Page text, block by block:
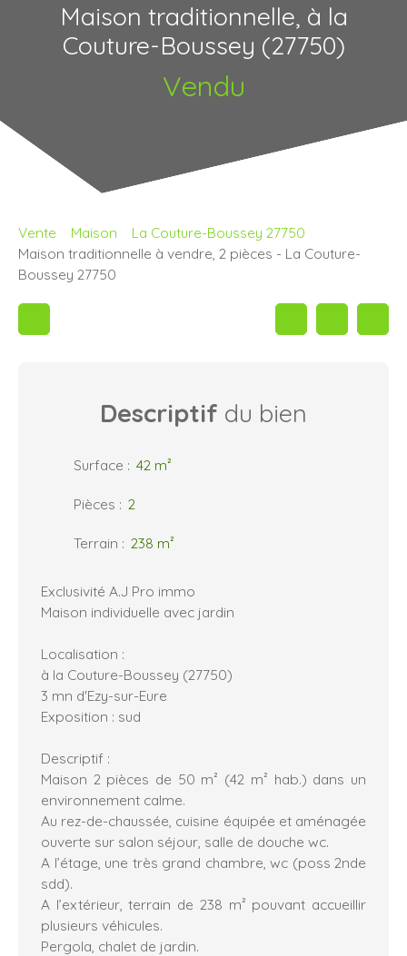
Maison traditionnelle, à la
Couture-Boussey (27750)
Vendu
Vente Maison
La Couture-Boussey 27750
Maison traditionnelle à vendre, 2 pièces - La Couture-
Boussey 27750
Descriptif du bien
Surface : 42 m²
Pièces : 2
Terrain : 238 m²
Exclusivité A.J Pro immo
Maison individuelle avec jardin
Localisation :
à la Couture-Boussey (27750)
3 mn d'Ezy-sur-Eure
Exposition : sud
Descriptif :
Maison 2 pièces de 50 m² (42 m² hab.) dans un
environnement calme.
Au rez-de-chaussée, cuisine équipée et aménagée
ouverte sur salon séjour, salle de douche wc.
A l’étage, une très grand chambre, wc (poss 2nde
sdd).
A l’extérieur, terrain de 238 m² pouvant accueillir
plusieurs véhicules.
Pergola, chalet de jardin.